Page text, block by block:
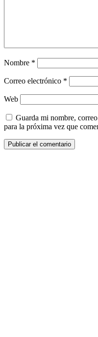
Nombre *
Correo electrónico *
Web
Guarda mi nombre,
para la próxima vez que